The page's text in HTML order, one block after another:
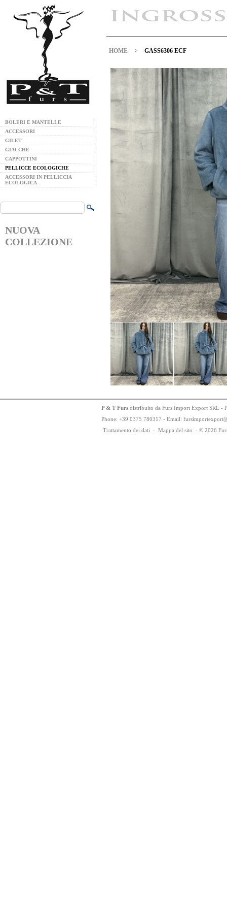
BOLERI E MANTELLE
ACCESSORI
GILET
GIACCHE
CAPPOTTINI
PELLICCE ECOLOGICHE
ACCESSORI IN PELLICCIA
ECOLOGICA
NUOVA
COLLEZIONE
HOME > GASS6306 ECF
P & T Furs distribuito da Furs Import Export SRL -
Phone: +39 0375 780317 - Email: fursimportexport
Trattamento dei dati - Mappa del sito - © 2026